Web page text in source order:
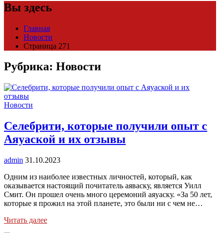
Вы здесь
Главная
Новости
Страница 271
Рубрика: Новости
Новости
Селебрити, которые получили опыт с
Аяуаской и их отзывы
admin 31.10.2023
Одним из наиболее известных личностей, который, как
оказывается настоящий почитатель аяваску, является Уилл
Смит. Он прошел очень много церемоний аяуаску. «За 50 лет,
которые я прожил на этой планете, это были ни с чем не…
Читать далее